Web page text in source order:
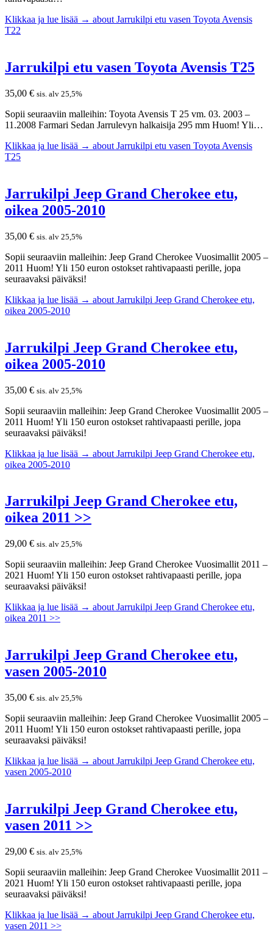
Klikkaa ja lue lisää → about Jarrukilpi etu vasen Toyota Avensis
T22
Jarrukilpi etu vasen Toyota Avensis T25
35,00 € sis. alv 25,5%
Sopii seuraaviin malleihin: Toyota Avensis T 25 vm. 03. 2003 –
11.2008 Farmari Sedan Jarrulevyn halkaisija 295 mm Huom! Yli…
Klikkaa ja lue lisää → about Jarrukilpi etu vasen Toyota Avensis
T25
Jarrukilpi Jeep Grand Cherokee etu,
oikea 2005-2010
35,00 € sis. alv 25,5%
Sopii seuraaviin malleihin: Jeep Grand Cherokee Vuosimallit 2005 –
2011 Huom! Yli 150 euron ostokset rahtivapaasti perille, jopa
seuraavaksi päiväksi!
Klikkaa ja lue lisää → about Jarrukilpi Jeep Grand Cherokee etu,
oikea 2005-2010
Jarrukilpi Jeep Grand Cherokee etu,
oikea 2005-2010
35,00 € sis. alv 25,5%
Sopii seuraaviin malleihin: Jeep Grand Cherokee Vuosimallit 2005 –
2011 Huom! Yli 150 euron ostokset rahtivapaasti perille, jopa
seuraavaksi päiväksi!
Klikkaa ja lue lisää → about Jarrukilpi Jeep Grand Cherokee etu,
oikea 2005-2010
Jarrukilpi Jeep Grand Cherokee etu,
oikea 2011 >>
29,00 € sis. alv 25,5%
Sopii seuraaviin malleihin: Jeep Grand Cherokee Vuosimallit 2011 –
2021 Huom! Yli 150 euron ostokset rahtivapaasti perille, jopa
seuraavaksi päiväksi!
Klikkaa ja lue lisää → about Jarrukilpi Jeep Grand Cherokee etu,
oikea 2011 >>
Jarrukilpi Jeep Grand Cherokee etu,
vasen 2005-2010
35,00 € sis. alv 25,5%
Sopii seuraaviin malleihin: Jeep Grand Cherokee Vuosimallit 2005 –
2011 Huom! Yli 150 euron ostokset rahtivapaasti perille, jopa
seuraavaksi päiväksi!
Klikkaa ja lue lisää → about Jarrukilpi Jeep Grand Cherokee etu,
vasen 2005-2010
Jarrukilpi Jeep Grand Cherokee etu,
vasen 2011 >>
29,00 € sis. alv 25,5%
Sopii seuraaviin malleihin: Jeep Grand Cherokee Vuosimallit 2011 –
2021 Huom! Yli 150 euron ostokset rahtivapaasti perille, jopa
seuraavaksi päiväksi!
Klikkaa ja lue lisää → about Jarrukilpi Jeep Grand Cherokee etu,
vasen 2011 >>